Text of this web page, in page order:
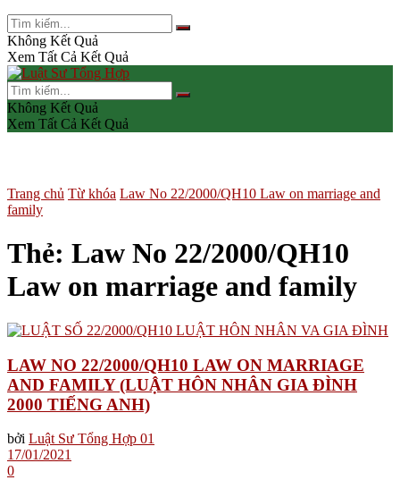
Không Kết Quả
Xem Tất Cả Kết Quả
Không Kết Quả
Xem Tất Cả Kết Quả
Trang chủ Từ khóa Law No 22/2000/QH10 Law on marriage and
family
Thẻ: Law No 22/2000/QH10
Law on marriage and family
LAW NO 22/2000/QH10 LAW ON MARRIAGE
AND FAMILY (LUẬT HÔN NHÂN GIA ĐÌNH
2000 TIẾNG ANH)
bởi Luật Sư Tổng Hợp 01
17/01/2021
0